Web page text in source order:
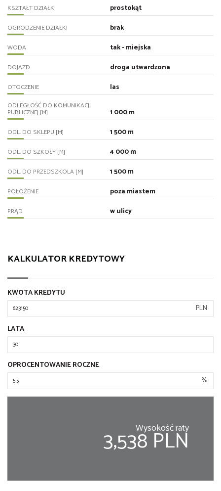
KSZTAŁT DZIAŁKI prostokąt
OGRODZENIE DZIAŁKI brak
WODA tak - miejska
DOJAZD droga utwardzona
OTOCZENIE las
ODLEGŁOŚĆ DO KOMUNIKACJI
PUBLICZNEJ [M] 1 000 m
ODL. DO SKLEPU [M] 1 500 m
ODL. DO SZKOŁY [M] 4 000 m
ODL. DO PRZEDSZKOLA [M] 1 500 m
POŁOŻENIE poza miastem
PRĄD w ulicy
KALKULATOR KREDYTOWY
KWOTA KREDYTU
PLN
LATA
OPROCENTOWANIE ROCZNE
%
Wysokość raty
3,538 PLN